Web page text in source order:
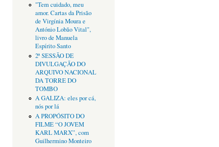
"Tem cuidado, meu
amor. Cartas da Prisão
de Virgínia Moura e
António Lobão Vital",
livro de Manuela
Espírito Santo
2ª SESSÃO DE
DIVULGAÇÃO DO
ARQUIVO NACIONAL
DA TORRE DO
TOMBO
A GALIZA: eles por cá,
nós por lá
A PROPÓSITO DO
FILME “O JOVEM
KARL MARX”, com
Guilhermino Monteiro